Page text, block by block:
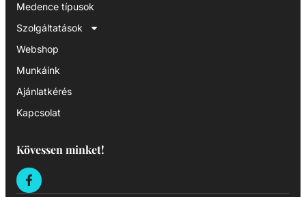
Medence típusok
Szolgáltatások
Webshop
Munkáink
Ajánlatkérés
Kapcsolat
Kövessen minket!